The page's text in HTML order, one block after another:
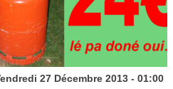
27 Décembre 2013 - 01:00